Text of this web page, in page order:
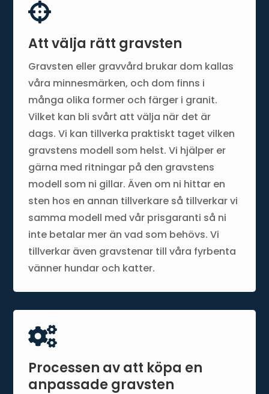

Att välja rätt gravsten
Gravsten eller gravvård brukar dom kallas
våra minnesmärken, och dom finns i
många olika former och färger i granit.
Vilket kan bli svårt att välja när det är
dags. Vi kan tillverka praktiskt taget vilken
gravstens modell som helst. Vi hjälper er
gärna med ritningar på den gravstens
modell som ni gillar. Även om ni hittar en
sten hos en annan tillverkare så tillverkar vi
samma modell med vår prisgaranti så ni
inte betalar mer än vad som behövs. Vi
tillverkar även gravstenar till våra fyrbenta
vänner hundar och katter.

Processen av att köpa en
anpassade gravsten